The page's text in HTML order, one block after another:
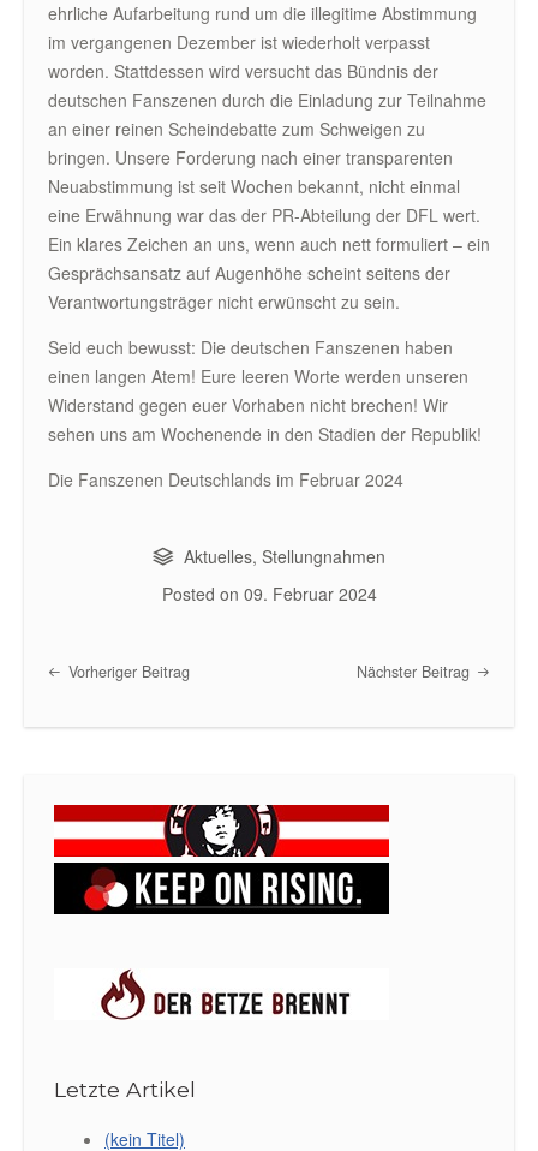
ehrliche Aufarbeitung rund um die illegitime Abstimmung
im vergangenen Dezember ist wiederholt verpasst
worden. Stattdessen wird versucht das Bündnis der
deutschen Fanszenen durch die Einladung zur Teilnahme
an einer reinen Scheindebatte zum Schweigen zu
bringen. Unsere Forderung nach einer transparenten
Neuabstimmung ist seit Wochen bekannt, nicht einmal
eine Erwähnung war das der PR-Abteilung der DFL wert.
Ein klares Zeichen an uns, wenn auch nett formuliert – ein
Gesprächsansatz auf Augenhöhe scheint seitens der
Verantwortungsträger nicht erwünscht zu sein.
Seid euch bewusst: Die deutschen Fanszenen haben
einen langen Atem! Eure leeren Worte werden unseren
Widerstand gegen euer Vorhaben nicht brechen! Wir
sehen uns am Wochenende in den Stadien der Republik!
Die Fanszenen Deutschlands im Februar 2024
Aktuelles,Stellungnahmen
Posted on 09. Februar 2024
Post navigation
Vorheriger Beitrag Nächster Beitrag
Letzte Artikel
(kein Titel)